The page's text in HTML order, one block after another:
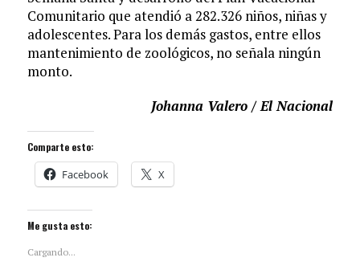
Comunitario que atendió a 282.326 niños, niñas y
adolescentes. Para los demás gastos, entre ellos
mantenimiento de zoológicos, no señala ningún
monto.
Johanna Valero / El Nacional
Comparte esto:
Facebook X
Me gusta esto:
Cargando...